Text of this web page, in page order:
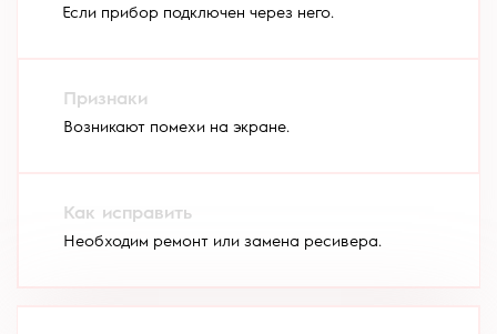
Если прибор подключен через него.
Возникают помехи на экране.
Необходим ремонт или замена ресивера.